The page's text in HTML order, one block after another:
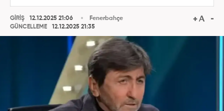
GİRİŞ
12.12.2025 21:06
GÜNCELLEME
12.12.2025 21:35
Fenerbahçe